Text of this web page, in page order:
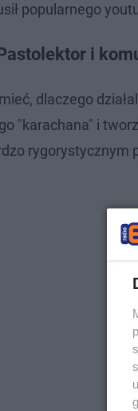
popularnego
i
dlaczego
"karachana" i
rygorystycznym